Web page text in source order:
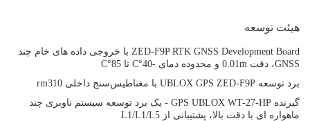
هیئت توسعه
ZED-F9P RTK GNSS Development Board با خروجی داده های خام چند
GNSS، دقت 0.01m و محدوده دمای -40°C تا 85°C
برد توسعه UBLOX GPS ZED-F9P با مغناطیس‌سنج داخلی rm310
گیرنده GPS UBLOX WT-27-HP - یک برد توسعه سیستم ناوبری چند
ماهواره ای با دقت بالا، پشتیبانی از L1/L1/L5